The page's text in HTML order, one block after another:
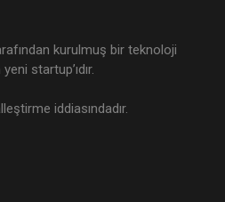
kurulmuş bir teknoloji
startup’ıdır.
iddiasındadır.